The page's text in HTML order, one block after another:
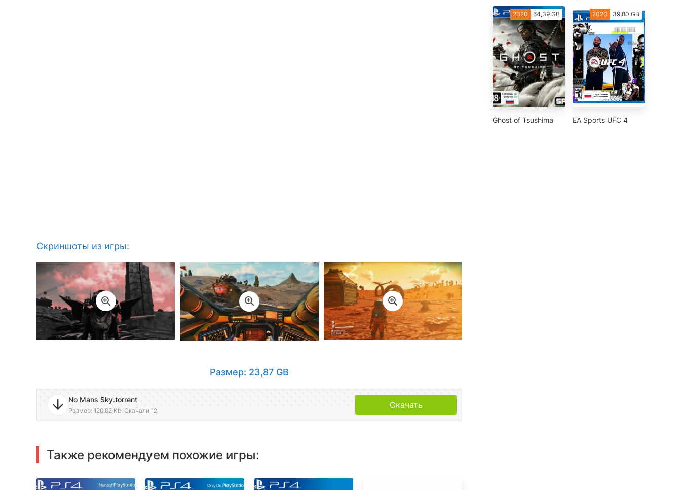
Скриншоты из игры:
Размер: 23,87 GB
No Mans Sky.torrent
Размер: 120.02 Kb, Скачали 12
Скачать
Также рекомендуем похожие игры:
2020 64,39 GB
Ghost of Tsushima
2020 39,80 GB
EA Sports UFC 4